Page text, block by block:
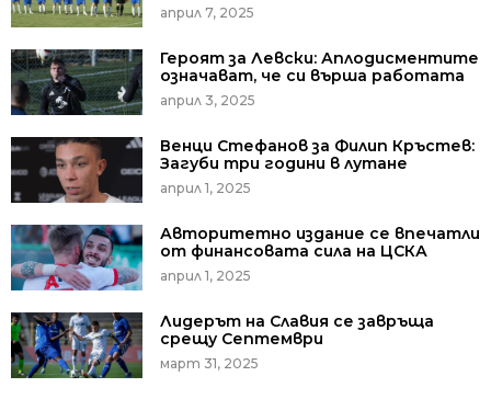
април 7, 2025
Героят за Левски: Аплодисментите
означават, че си върша работата
април 3, 2025
Венци Стефанов за Филип Кръстев:
Загуби три години в лутане
април 1, 2025
Авторитетно издание се впечатли
от финансовата сила на ЦСКА
април 1, 2025
Лидерът на Славия се завръща
срещу Септември
март 31, 2025